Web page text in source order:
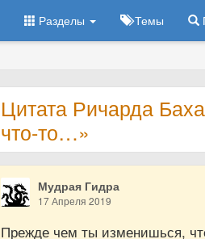
Разделы Темы
Цитата Ричарда
что-то…»
Мудрая Гидра
17 Апреля 2019
Прежде чем ты изменишься,